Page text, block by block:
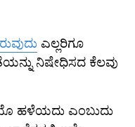
ಎಲ್ಲರಿಗೂ
ನಿಷೇಧಿಸದ ಕೆಲವು
ಹಳೆಯದು ಎಂಬುದು